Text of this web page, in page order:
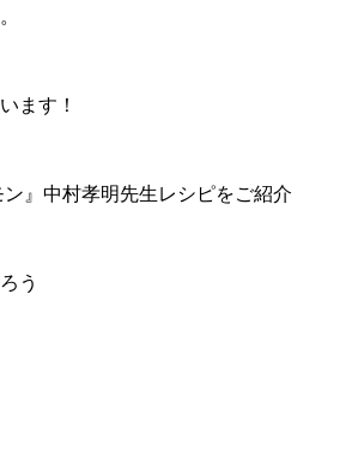
ます！
』中村孝明先生レシピをご紹介
う